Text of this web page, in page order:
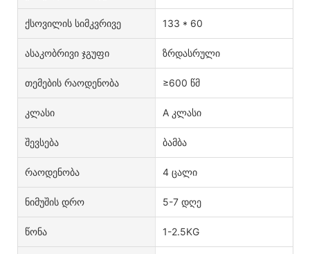
Ქსოვილის Სიმკვრივე 133 * 60
Ასაკობრივი Ჯგუფი ზრდასრული
Თემების Რაოდენობა ≥600 წმ
Კლასი A კლასი
Შევსება ბამბა
Რაოდენობა 4 ცალი
Ნიმუშის Დრო 5-7 დღე
Წონა 1-2.5KG